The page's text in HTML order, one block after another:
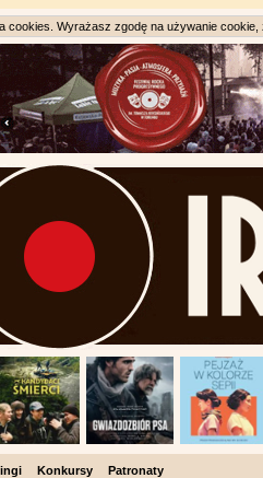
cookies. Wyrażasz zgodę na używanie
Konkursy Patronaty